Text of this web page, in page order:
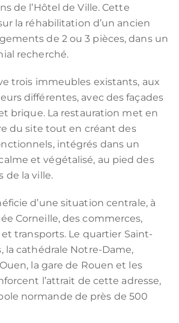
de l’Hôtel de Ville. Cette
la réhabilitation d’un ancien
de 2 ou 3 pièces, dans un
recherché.
trois immeubles existants, aux
différentes, avec des façades
brique. La restauration met en
du site tout en créant des
intégrés dans un
et végétalisé, au pied des
de la ville.
d’une situation centrale, à
Corneille, des commerces,
transports. Le quartier Saint-
la cathédrale Notre-Dame,
la gare de Rouen et les
l’attrait de cette adresse,
normande de près de 500